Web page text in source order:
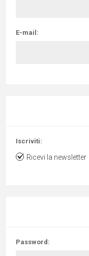
E-mail:
Iscriviti:
Ricevi la newsletter
Password: